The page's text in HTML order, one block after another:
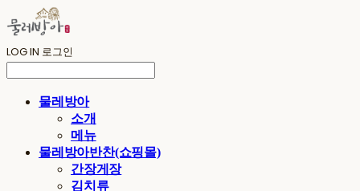
LOG IN 로그인
물레방아
소개
메뉴
물레방아반찬(쇼핑몰)
간장게장
김치류